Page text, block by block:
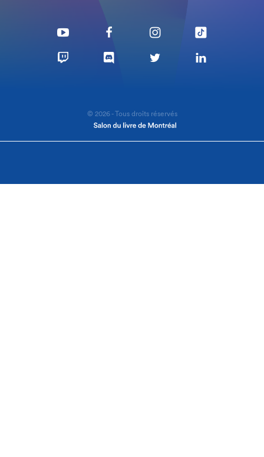
© 2026 - Tous droits réservés